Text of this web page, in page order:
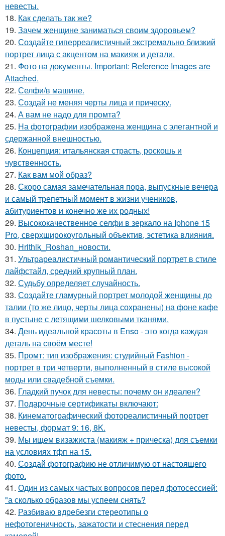
невесты.
18. Как сделать так же?
19. Зачем женщине заниматься своим здоровьем?
20. Создайте гиперреалистичный экстремально близкий
портрет лица с акцентом на макияж и детали.
21. Фото на документы. Important: Reference Images are
Attached.
22. Селфи/в машине.
23. Создай не меняя черты лица и прическу.
24. А вам не надо для промта?
25. На фотографии изображена женщина с элегантной и
сдержанной внешностью.
26. Концепция: итальянская страсть, роскошь и
чувственность.
27. Как вам мой образ?
28. Скоро самая замечательная пора, выпускные вечера
и самый трепетный момент в жизни учеников,
абитуриентов и конечно же их родных!
29. Высококачественное селфи в зеркало на Iphone 15
Pro, сверхширокоугольный объектив, эстетика влияния.
30. Hrithik_Roshan_новости.
31. Ультрареалистичный романтический портрет в стиле
лайфстайл, средний крупный план.
32. Судьбу определяет случайность.
33. Создайте гламурный портрет молодой женщины до
талии (то же лицо, черты лица сохранены) на фоне кафе
в пустыне с летящими шелковыми тканями.
34. День идеальной красоты в Enso - это когда каждая
деталь на своём месте!
35. Промт: тип изображения: студийный Fashion -
портрет в три четверти, выполненный в стиле высокой
моды или свадебной съемки.
36. Гладкий пучок для невесты: почему он идеален?
37. Подарочные сертификаты включают:
38. Кинематографический фотореалистичный портрет
невесты, формат 9: 16, 8K.
39. Мы ищем визажиста (макияж + прическа) для съемки
на условиях тфп на 15.
40. Создай фотографию не отличимую от настоящего
фото.
41. Один из самых частых вопросов перед фотосессией:
"а сколько образов мы успеем снять?
42. Разбиваю вдребезги стереотипы о
нефотогеничность, зажатости и стеснения перед